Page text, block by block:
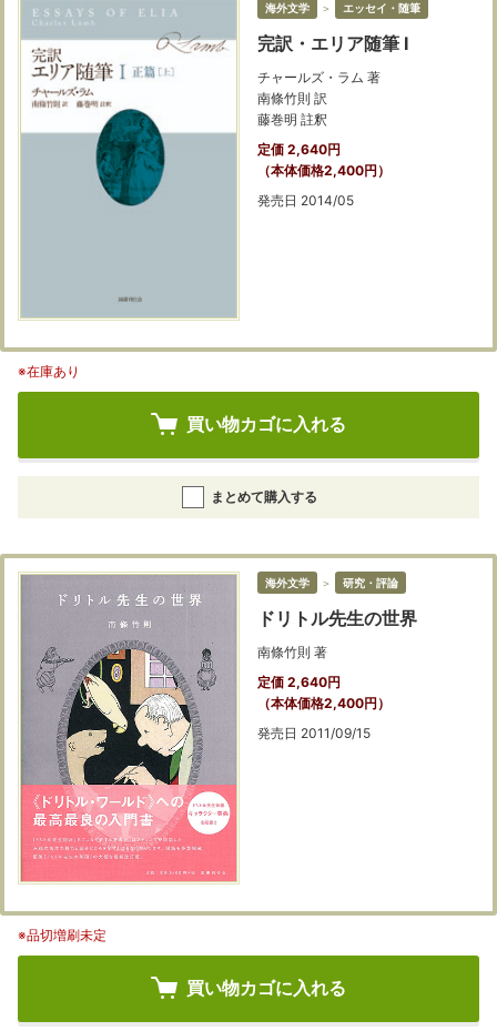
海外文学 ＞ エッセイ・随筆
完訳・エリア随筆 Ⅰ
チャールズ・ラム 著
南條竹則 訳
藤巻明 註釈
定価 2,640円
（本体価格2,400円）
発売日 2014/05
※在庫あり
買い物カゴに入れる
まとめて購入する
海外文学 ＞ 研究・評論
ドリトル先生の世界
南條竹則 著
定価 2,640円
（本体価格2,400円）
発売日 2011/09/15
※品切増刷未定
買い物カゴに入れる